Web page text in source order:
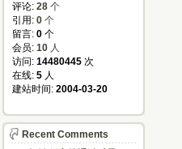
评论: 28 个
引用: 0 个
留言: 0 个
会员: 10 人
访问: 14480445 次
在线: 5 人
建站时间: 2004-03-20
Recent Comments